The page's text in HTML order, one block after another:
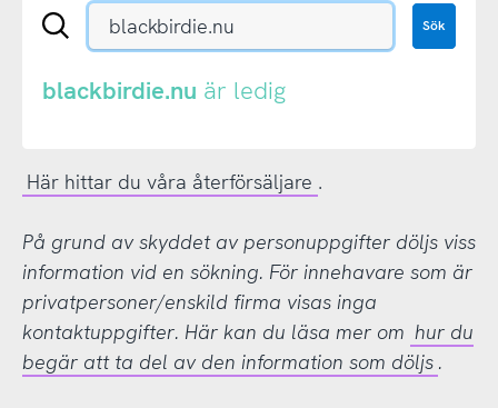
Sök
eller
Sök
blackbirdie.nu är ledig
Här hittar du våra återförsäljare .
På grund av skyddet av personuppgifter döljs viss
information vid en sökning. För innehavare som är
privatpersoner/enskild firma visas inga
kontaktuppgifter. Här kan du läsa mer om hur du
begär att ta del av den information som döljs .